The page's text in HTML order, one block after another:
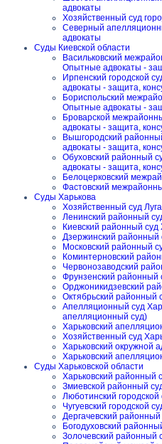
адвокаты
Хозяйственный суд
Северный
адвокаты
Суды Киевской области
Васильковский
Опытные адвокаты -
Ирпенский городской
адвокаты - защита,
Бориспольский
Опытные адвокаты -
Броварской
адвокаты - защита,
Вышгородский
адвокаты - защита,
Обуховский районный
адвокаты - защита,
Белоцерковский
Фастовский
Суды Харькова
Хозяйственный суд
Ленинский районный
Киевский районный суд
Дзержинский районный
Московский районный
Коминтерновский
Червонозаводский
Фрунзенский районный
Орджоникидзевский
Октябрьский районный
Апелляционный суд
апелляционный суд)
Харьковский
Хозяйственный суд
Харьковский окружной
Харьковский
Суды Харьковской области
Харьковский районный
Змиевской районный
Люботинский городской
Чугуевский городской
Дергачевский районный
Богодуховский
Золочевский районный